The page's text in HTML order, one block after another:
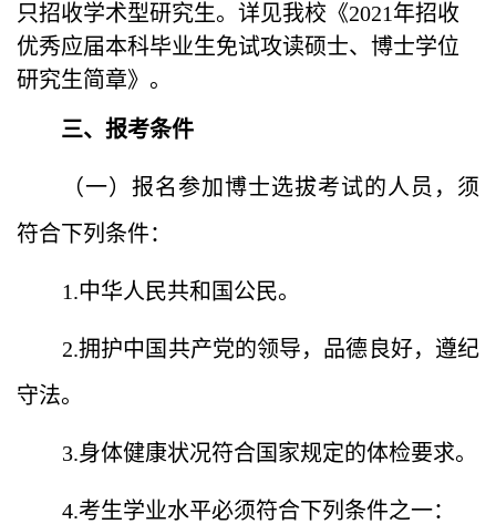
只招收学术型研究生。详见我校《2021年招收
优秀应届本科毕业生免试攻读硕士、博士学位
研究生简章》。
三、报考条件
（一） 报名参加博士选拔考试的人员，须
符合下列条件：
1.中华人民共和国公民。
2.拥护中国共产党的领导，品德良好，遵纪
守法。
3.身体健康状况符合国家规定的体检要求。
4.考生学业水平必须符合下列条件之一：